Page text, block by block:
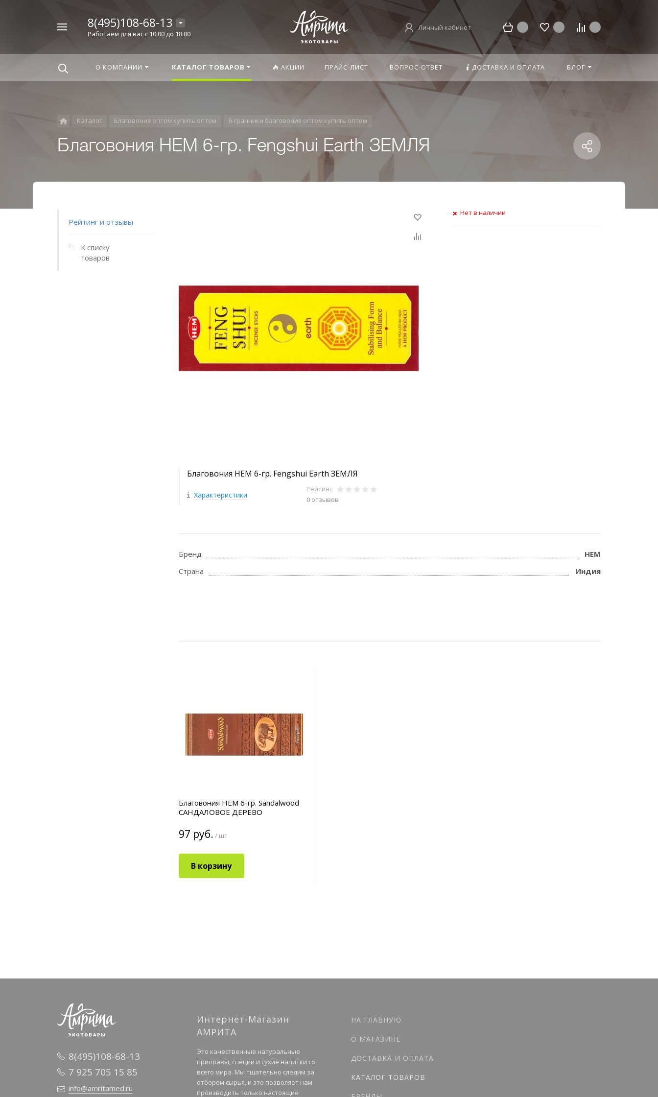
8(495)108-68-13
Работаем для вас с 10:00 до 18:00
Личный кабинет
О КОМПАНИИ КАТАЛОГ ТОВАРОВ АКЦИИ ПРАЙС-ЛИСТ ВОПРОС-ОТВЕТ ДОСТАВКА И ОПЛАТА БЛОГ
Каталог Благовония оптом купить оптом 6-гранники благовония оптом купить оптом
Благовония HEM 6-гр. Fengshui Earth ЗЕМЛЯ
Рейтинг и отзывы
К списку
товаров
Благовония HEM 6-гр. Fengshui Earth ЗЕМЛЯ
Характеристики
Рейтинг:
0 отзывов
Нет в наличии
Бренд
HEM
Страна
Индия
Благовония HEM 6-гр. Sandalwood
САНДАЛОВОЕ ДЕРЕВО
97 руб. / шт
В корзину
8(495)108-68-13
7 925 705 15 85
info@amritamed.ru
Интернет-Магазин
АМРИТА
Это качественные натуральные
приправы, специи и сухие напитки со
всего мира. Мы тщательно следим за
отбором сырья, и это позволяет нам
производить только настоящие
НА ГЛАВНУЮ
О МАГАЗИНЕ
ДОСТАВКА И ОПЛАТА
КАТАЛОГ ТОВАРОВ